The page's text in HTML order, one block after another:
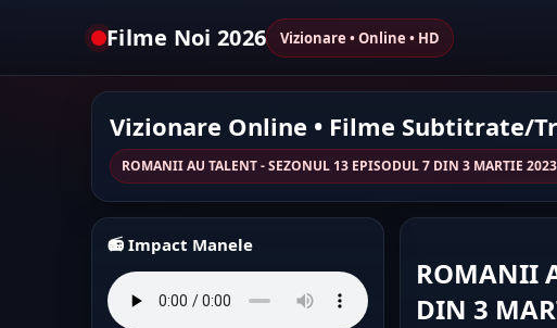
Filme Noi 2026 Vizionare • Online • HD
Vizionare Online • Filme Subtitrate/
ROMANII AU TALENT - SEZONUL 13 EPISODUL 7 DIN 3 MARTIE
📻 Impact Manele
ROMANII
DIN 3